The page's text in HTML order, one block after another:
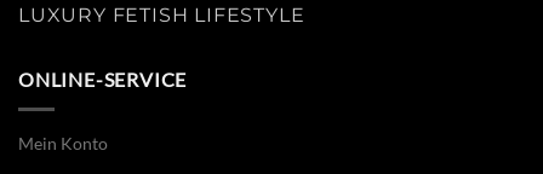
LUXURY FETISH LIFESTYLE
ONLINE-SERVICE
Mein Konto